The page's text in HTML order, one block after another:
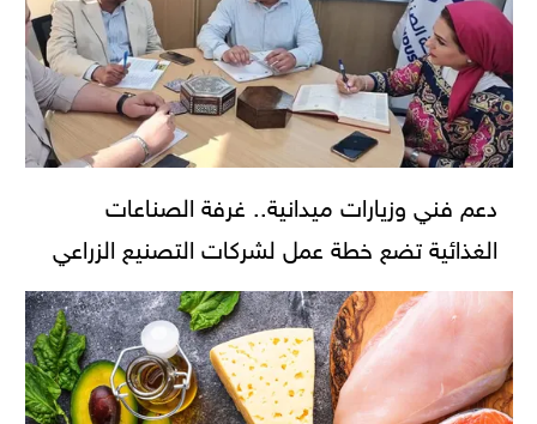
دعم فني وزيارات ميدانية.. غرفة الصناعات
الغذائية تضع خطة عمل لشركات التصنيع الزراعي